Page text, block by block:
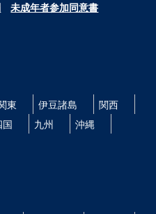
未成年者参加同意書
東 伊豆諸島
関西
国 九州 沖縄